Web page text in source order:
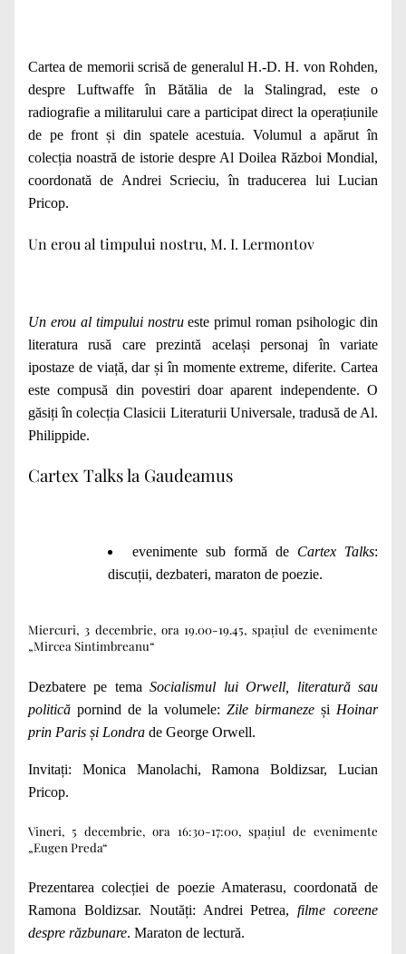
Cartea de memorii scrisă de generalul H.-D. H. von Rohden,
despre Luftwaffe în Bătălia de la Stalingrad, este o
radiografie a militarului care a participat direct la operațiunile
de pe front și din spatele acestuia. Volumul a apărut în
colecția noastră de istorie despre Al Doilea Război Mondial,
coordonată de Andrei Scrieciu, în traducerea lui Lucian
Pricop.
Un erou al timpului nostru, M. I. Lermontov
Un erou al timpului nostrueste primul roman psihologic din
literatura rusă care prezintă același personaj în variate
ipostaze de viață, dar și în momente extreme, diferite. Cartea
este compusă din povestiri doar aparent independente. O
găsiți în colecția Clasicii Literaturii Universale, tradusă de Al.
Philippide.
Cartex Talks la Gaudeamus
evenimente sub formă de Cartex Talks:
discuții, dezbateri, maraton de poezie.
Miercuri, 3 decembrie, ora 19.00-19.45, spațiul de evenimente
„Mircea Sintimbreanu“
Dezbatere pe temaSocialismul lui Orwell, literatură sau
politică pornind de la volumele: Zile birmaneze și Hoinar
prin Paris și Londra de George Orwell.
Invitați: Monica Manolachi, Ramona Boldizsar, Lucian
Pricop.
Vineri, 5 decembrie, ora 16:30-17:00, spațiul de evenimente
„Eugen Preda“
Prezentarea colecției de poezie Amaterasu, coordonată de
Ramona Boldizsar. Noutăți: Andrei Petrea,filme coreene
despre răzbunare. Maraton de lectură.